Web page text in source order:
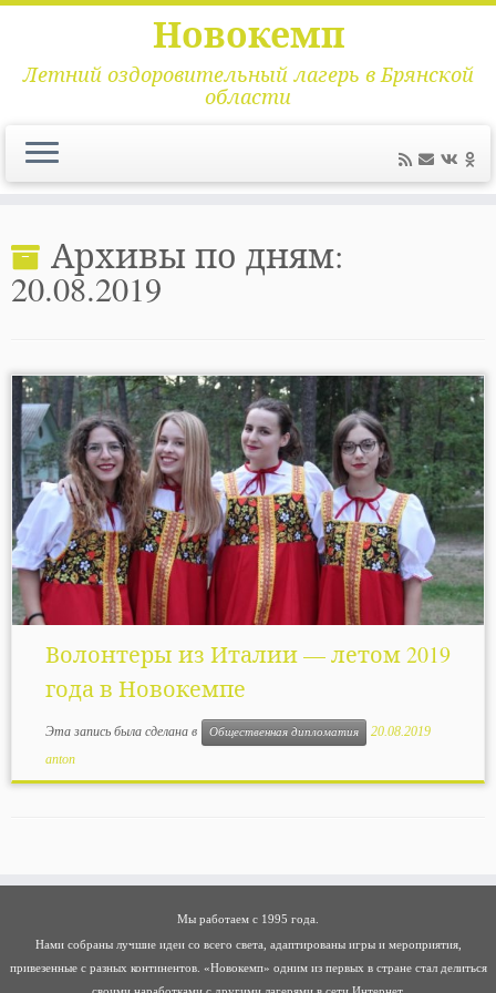
содержимому
Новокемп
Летний оздоровительный лагерь в Брянской
области
Архивы по дням:
20.08.2019
Волонтеры из Италии — летом 2019
года в Новокемпе
Эта запись была сделана в Общественная дипломатия
20.08.2019
anton
Мы работаем с 1995 года.
Нами собраны лучшие идеи со всего света, адаптированы игры и мероприятия,
привезенные с разных континентов. «Новокемп» одним из первых в стране стал делиться